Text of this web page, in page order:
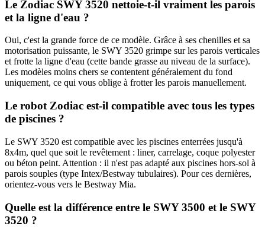
Le Zodiac SWY 3520 nettoie-t-il vraiment les parois
et la ligne d'eau ?
Oui, c'est la grande force de ce modèle. Grâce à ses chenilles et sa
motorisation puissante, le SWY 3520 grimpe sur les parois verticales
et frotte la ligne d'eau (cette bande grasse au niveau de la surface).
Les modèles moins chers se contentent généralement du fond
uniquement, ce qui vous oblige à frotter les parois manuellement.
Le robot Zodiac est-il compatible avec tous les types
de piscines ?
Le SWY 3520 est compatible avec les piscines enterrées jusqu'à
8x4m, quel que soit le revêtement : liner, carrelage, coque polyester
ou béton peint. Attention : il n'est pas adapté aux piscines hors-sol à
parois souples (type Intex/Bestway tubulaires). Pour ces dernières,
orientez-vous vers le Bestway Mia.
Quelle est la différence entre le SWY 3500 et le SWY
3520 ?